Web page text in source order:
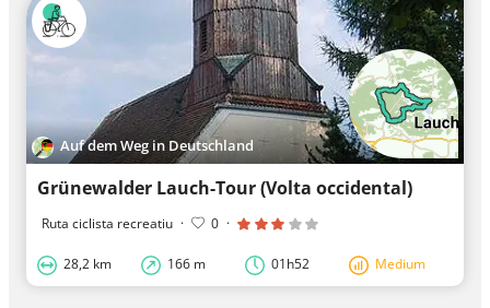
Auf dem Weg in Deutschland
Grünewalder Lauch-Tour (Volta occidental)
Ruta ciclista recreatiu · 0 ·
28,2 km 166 m 01h52 Medium